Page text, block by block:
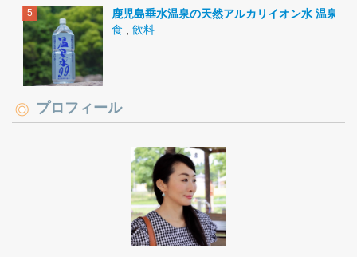
鹿児島垂水温泉の天然アルカリイオン水 温泉水
食
飲料
プロフィール